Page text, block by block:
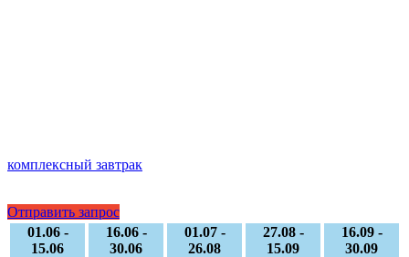
комплексный завтрак
Отправить запрос
01.06 -
15.06
16.06 -
30.06
01.07 -
26.08
27.08 -
15.09
16.09 -
30.09